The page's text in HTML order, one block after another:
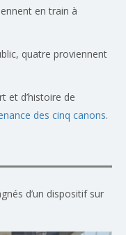
en train à
quatre proviennent
et d’histoire de
des cinq canons.
d’un dispositif sur